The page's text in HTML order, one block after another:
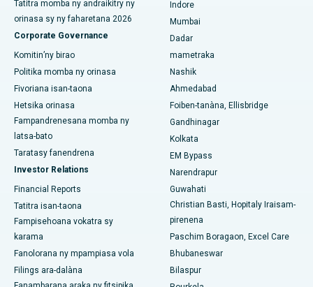
Hopitaly tsara indrindra ao Secunderabad, Hyderabad
Hopitaly tsara indrindra any Seshadripuram, Bangalore
Hopitaly tsara indrindra ao Waltair Main Road, Visakhapatnam
Hopitaly tsara indrindra ao amin'ny lalana Subhash Nagar,
Karimnagar
Hopitaly tsara indrindra any Managari, Karaikudi
Hopitaly tsara indrindra ao Arepally, Warangal
Hopitaly tsara indrindra ao amin'ny Arera Colony, Bhopal
Hopitaly tsara indrindra any Jayanagar, Bangalore
Hopitaly tsara indrindra ao KK Nagar, Madurai
Hopitaly tsara indrindra any Ramji Nagar, Nellore
Tatitra momba ny andraikitry ny
orinasa sy ny faharetana 2026
Corporate Governance
Komitin’ny birao
Politika momba ny orinasa
Fivoriana isan-taona
Hetsika orinasa
Fampandrenesana momba ny
latsa-bato
Taratasy fanendrena
Investor Relations
Financial Reports
Tatitra isan-taona
Fampisehoana vokatra sy
karama
Fanolorana ny mpampiasa vola
Filings ara-dalàna
Indore
Mumbai
Dadar
mametraka
Nashik
Ahmedabad
Foiben-tanàna, Ellisbridge
Gandhinagar
Kolkata
EM Bypass
Narendrapur
Guwahati
Christian Basti, Hopitaly Iraisam-
pirenena
Paschim Boragaon, Excel Care
Bhubaneswar
Bilaspur